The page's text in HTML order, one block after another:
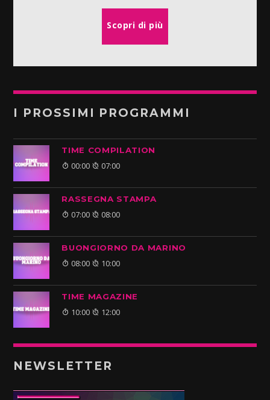
Scopri di più
I PROSSIMI PROGRAMMI
TIME COMPILATION
00:00 07:00
RASSEGNA STAMPA
07:00 08:00
BUONGIORNO DA MARINO
08:00 10:00
TIME MAGAZINE
10:00 12:00
NEWSLETTER